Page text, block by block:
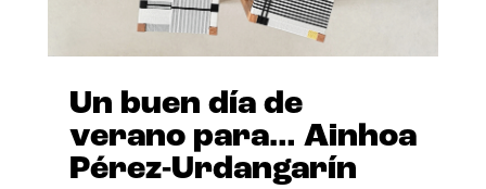
Un buen día de
verano para… Ainhoa
Pérez-Urdangarín